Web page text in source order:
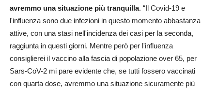
avremmo una situazione più tranquilla. “Il Covid-19 e
l'influenza sono due infezioni in questo momento abbastanza
attive, con una stasi nell'incidenza dei casi per la seconda,
raggiunta in questi giorni. Mentre però per l'influenza
consiglierei il vaccino alla fascia di popolazione over 65, per
Sars-CoV-2 mi pare evidente che, se tutti fossero vaccinati
con quarta dose, avremmo una situazione sicuramente più